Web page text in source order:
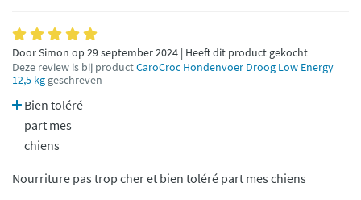
Door Simon op 29 september 2024 | Heeft dit product gekocht
Deze review is bij productCaroCroc Hondenvoer Droog Low Energy
12,5 kg geschreven
Bien toléré
part mes
chiens
Nourriture pas trop cher et bien toléré part mes chiens